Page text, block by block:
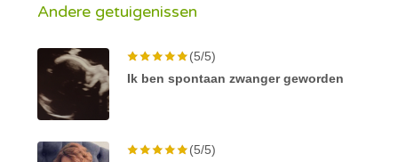
Andere getuigenissen
(5/5)
Ik ben spontaan zwanger geworden
(5/5)